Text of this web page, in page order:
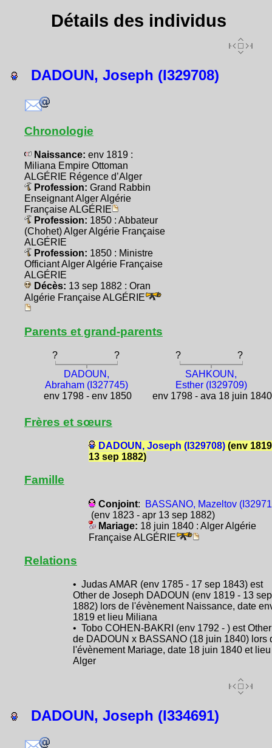
Détails des individus
DADOUN, Joseph (I329708)
Chronologie
Naissance: env 1819 :
Miliana Empire Ottoman
ALGÉRIE Régence d’Alger
Profession: Grand Rabbin
Enseignant Alger Algérie
Française ALGÉRIE
Profession: 1850 : Abbateur
(Chohet) Alger Algérie Française
ALGÉRIE
Profession: 1850 : Ministre
Officiant Alger Algérie Française
ALGÉRIE
Décès: 13 sep 1882 : Oran
Algérie Française ALGÉRIE
Parents et grand-parents
? ? ?
?
DADOUN,
Abraham (I327745)
env 1798 - env 1850
SAHKOUN,
Esther (I329709)
env 1798 - ava 18 juin 1840
Frères et sœurs
DADOUN, Joseph (I329708)(env
13 sep 1882)
Famille
Conjoint:
BASSANO, Mazeltov
(env 1823 - apr 13 sep 1882)
Mariage: 18 juin 1840 : Alger Algérie
Française ALGÉRIE
Relations
• Judas AMAR (env 1785 - 17 sep 1843) est
Other de Joseph DADOUN (env 1819 - 13 sep
1882) lors de l'évènement Naissance, date
1819 et lieu Miliana
• Tobo COHEN-BAKRI (env 1792 - ) est Other
de DADOUN x BASSANO (18 juin 1840) lors
l'évènement Mariage, date 18 juin 1840 et lieu
Alger
DADOUN, Joseph (I334691)